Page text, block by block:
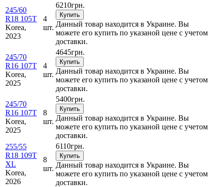
245/60
R18 105T
Korea,
2023
4
шт.
6210грн.
Купить
Данный товар находится в Украине. Вы
можете его купить по указаной цене с учетом
доставки.
245/70
R16 107T
Korea,
2025
4
шт.
4645грн.
Купить
Данный товар находится в Украине. Вы
можете его купить по указаной цене с учетом
доставки.
245/70
R16 107T
Korea,
2025
8
шт.
5400грн.
Купить
Данный товар находится в Украине. Вы
можете его купить по указаной цене с учетом
доставки.
255/55
R18 109T
XL
Korea,
2026
8
шт.
6110грн.
Купить
Данный товар находится в Украине. Вы
можете его купить по указаной цене с учетом
доставки.